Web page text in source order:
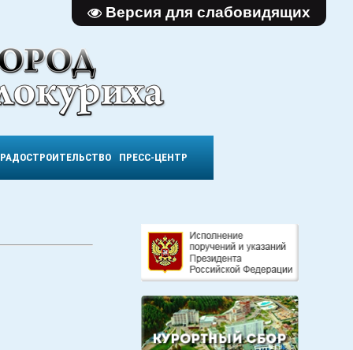
Версия для слабовидящих
ПРЕСС-ЦЕНТР